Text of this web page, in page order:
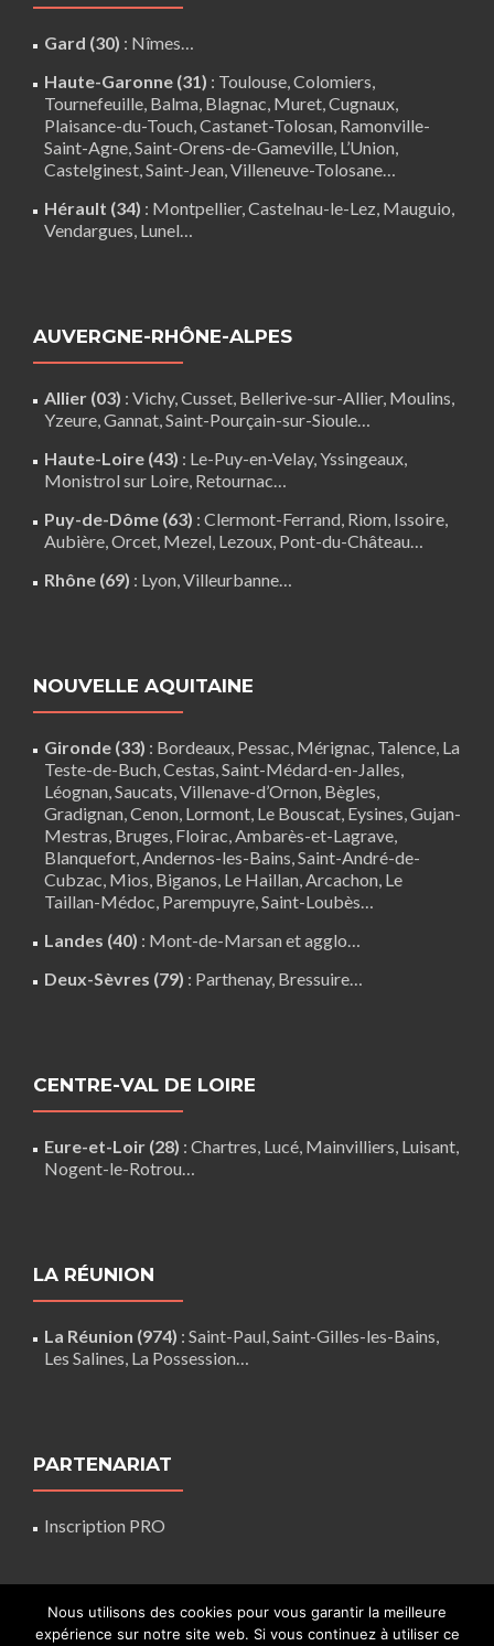
Gard (30) : Nîmes…
Haute-Garonne (31) : Toulouse,Colomiers,
Tournefeuille, Balma, Blagnac, Muret,Cugnaux,
Plaisance-du-Touch,Castanet-Tolosan, Ramonville-
Saint-Agne,Saint-Orens-de-Gameville, L’Union,
Castelginest,Saint-Jean,Villeneuve-Tolosane…
Hérault (34) : Montpellier,Castelnau-le-Lez, Mauguio,
Vendargues, Lunel…
AUVERGNE-RHÔNE-ALPES
Allier (03) : Vichy, Cusset, Bellerive-sur-Allier, Moulins,
Yzeure, Gannat,Saint-Pourçain-sur-Sioule…
Haute-Loire (43) : Le-Puy-en-Velay,Yssingeaux,
Monistrol sur Loire, Retournac…
Puy-de-Dôme (63) : Clermont-Ferrand, Riom, Issoire,
Aubière,Orcet, Mezel, Lezoux, Pont-du-Château…
Rhône (69) : Lyon, Villeurbanne…
NOUVELLE AQUITAINE
Gironde (33) : Bordeaux, Pessac, Mérignac, Talence, La
Teste-de-Buch,Cestas,Saint-Médard-en-Jalles,
Léognan,Saucats,Villenave-d’Ornon, Bègles,
Gradignan,Cenon, Lormont, Le Bouscat, Eysines, Gujan-
Mestras, Bruges, Floirac,Ambarès-et-Lagrave,
Blanquefort,Andernos-les-Bains, Saint-André-de-
Cubzac, Mios, Biganos, Le Haillan,Arcachon, Le
Taillan-Médoc, Parempuyre,Saint-Loubès…
Landes (40) : Mont-de-Marsan et agglo…
Deux-Sèvres (79) : Parthenay, Bressuire…
CENTRE-VAL DE LOIRE
Eure-et-Loir (28) : Chartres, Lucé, Mainvilliers, Luisant,
Nogent-le-Rotrou…
LA RÉUNION
La Réunion (974) : Saint-Paul,Saint-Gilles-les-Bains,
Les Salines, La Possession…
PARTENARIAT
Inscription PRO
Nous utilisons des cookies pour vous garantir la meilleure
expérience sur notre site web. Si vous continuez à utiliser ce